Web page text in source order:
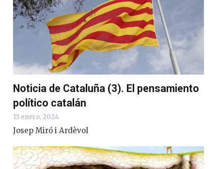
Noticia de Cataluña (3). El pensamiento
político catalán
15 enero, 2024
Josep Miró i Ardèvol